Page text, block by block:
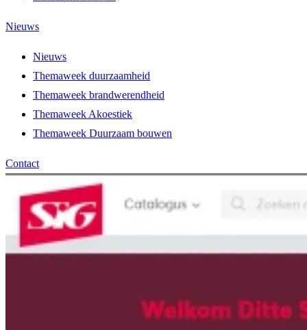
Nieuws
Nieuws
Themaweek duurzaamheid
Themaweek brandwerendheid
Themaweek Akoestiek
Themaweek Duurzaam bouwen
Contact